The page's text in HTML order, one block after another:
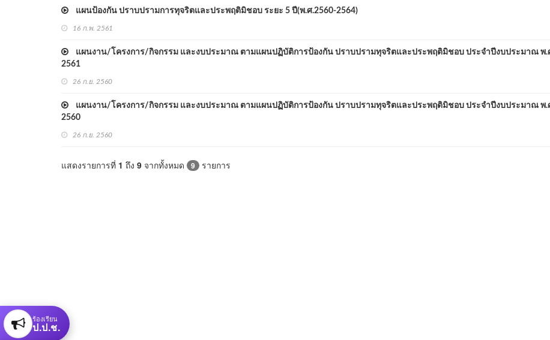
แผนป้องกัน ปราบปรามการทุจริตและประพฤติมิชอบ ระยะ 5 ปี(พ.ศ.2560-2564)
16 ก.พ. 2561
แผนงาน/โครงการ/กิจกรรม และงบประมาณ ตามแผนปฏิบัติการป้องกัน ปราบปรามทุจริตและประพฤติมิชอบ ประจำปีงบประมาณ พ.
2561
26 ก.ย. 2560
แผนงาน/โครงการ/กิจกรรม และงบประมาณ ตามแผนปฏิบัติการป้องกัน ปราบปรามทุจริตและประพฤติมิชอบ ประจำปีงบประมาณ พ.
2560
26 ก.ย. 2560
แสดงรายการที่ 1 ถึง 9 จากทั้งหมด 9 รายการ
ร้องเรียน
ป.ป.ช.